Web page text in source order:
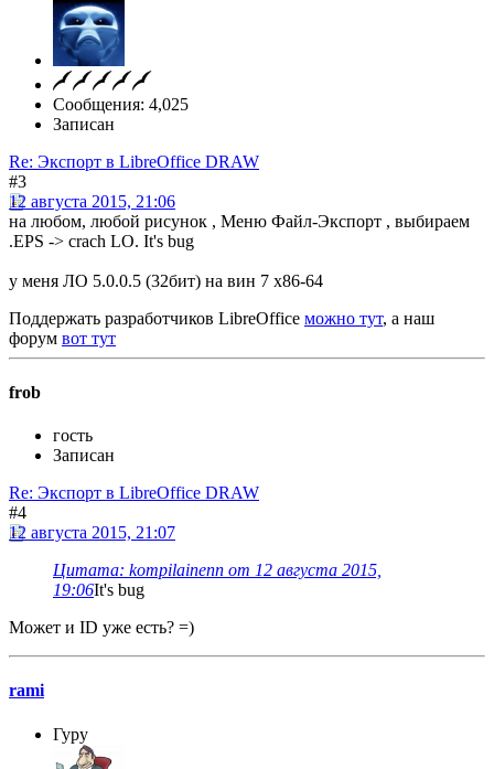
Сообщения: 4,025
Записан
Re: Экспорт в LibreOffice DRAW
#3
12 августа 2015, 21:06
на любом, любой рисунок , Меню Файл-Экспорт , выбираем
.EPS -> crach LO. It's bug
у меня ЛО 5.0.0.5 (32бит) на вин 7 х86-64
Поддержать разработчиков LibreOffice можно тут, а наш
форум вот тут
frob
гость
Записан
Re: Экспорт в LibreOffice DRAW
#4
12 августа 2015, 21:07
Цитата: kompilainenn от 12 августа 2015,
19:06It's bug
Может и ID уже есть? =)
rami
Гуру